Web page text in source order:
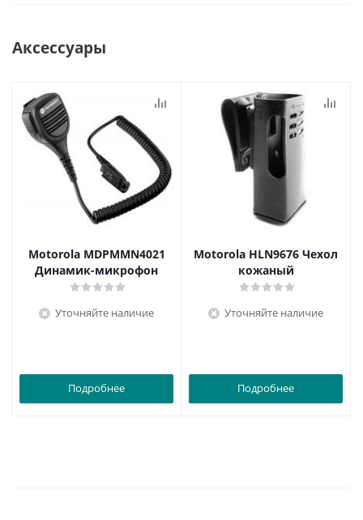
Аксессуары
Motorola MDPMMN4021
Динамик-микрофон
Уточняйте наличие
Подробнее
Motorola HLN9676 Чехол
кожаный
Уточняйте наличие
Подробнее